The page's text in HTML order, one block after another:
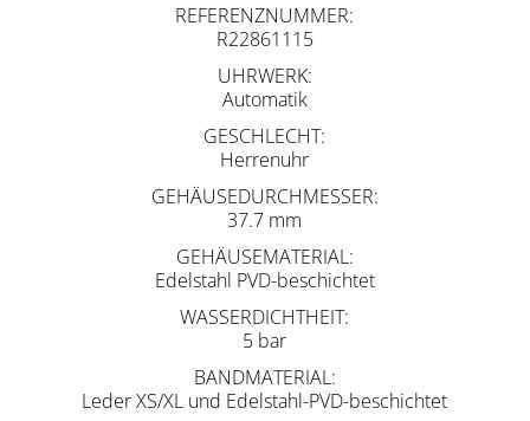
REFERENZNUMMER
R22861115
UHRWERK
Automatik
GESCHLECHT
Herrenuhr
GEHÄUSEDURCHMESSER
37.7 mm
GEHÄUSEMATERIAL
Edelstahl PVD-beschichtet
WASSERDICHTHEIT
5 bar
BANDMATERIAL
Leder XS/XL und Edelstahl-PVD-beschichtet